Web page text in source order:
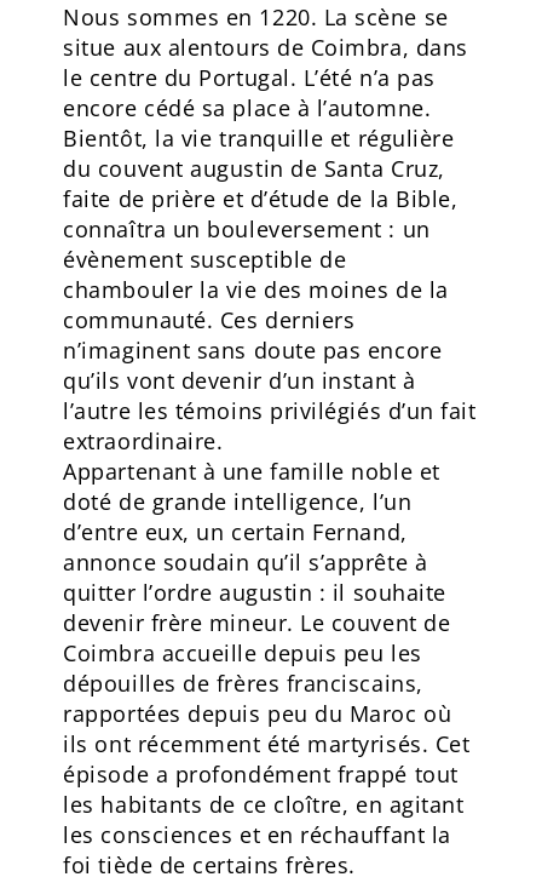
Nous sommes en 1220. La scène se
situe aux alentours de Coimbra, dans
le centre du Portugal. L’été n’a pas
encore cédé sa place à l’automne.
Bientôt, la vie tranquille et régulière
du couvent augustin de Santa Cruz,
faite de prière et d’étude de la Bible,
connaîtra un bouleversement : un
évènement susceptible de
chambouler la vie des moines de la
communauté. Ces derniers
n’imaginent sans doute pas encore
qu’ils vont devenir d’un instant à
l’autre les témoins privilégiés d’un fait
extraordinaire.
Appartenant à une famille noble et
doté de grande intelligence, l’un
d’entre eux, un certain Fernand,
annonce soudain qu’il s’apprête à
quitter l’ordre augustin : il souhaite
devenir frère mineur. Le couvent de
Coimbra accueille depuis peu les
dépouilles de frères franciscains,
rapportées depuis peu du Maroc où
ils ont récemment été martyrisés. Cet
épisode a profondément frappé tout
les habitants de ce cloître, en agitant
les consciences et en réchauffant la
foi tiède de certains frères.